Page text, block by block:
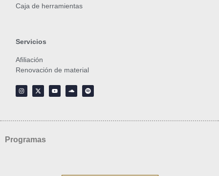
Caja de herramientas
Servicios
Afiliación
Renovación de material
Programas